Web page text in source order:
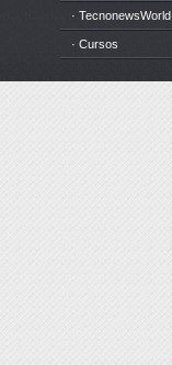
· TecnonewsWorld
· Cursos